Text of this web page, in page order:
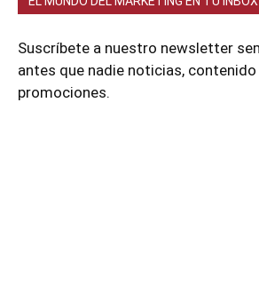
Suscríbete a nuestro newsletter
antes que nadie noticias,
promociones.